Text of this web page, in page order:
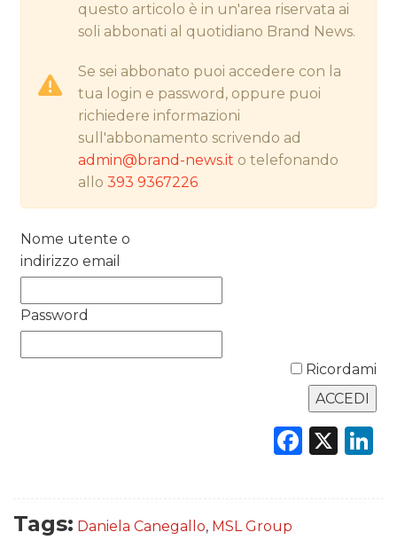
ESTERNA
RADIO / AUDIO
DATI
RICERCHE
PREVISIONI/SCENARI
questo articolo è in un'area riservata ai
soli abbonati al quotidiano Brand News.
Se sei abbonato puoi accedere con la
tua login e password, oppure puoi
richiedere informazioni
sull'abbonamento scrivendo ad
admin@brand-news.it o telefonando
allo393 9367226
Nome utente o
indirizzo email
Password
Ricordami
X
Tags: Daniela Canegallo, MSL Group